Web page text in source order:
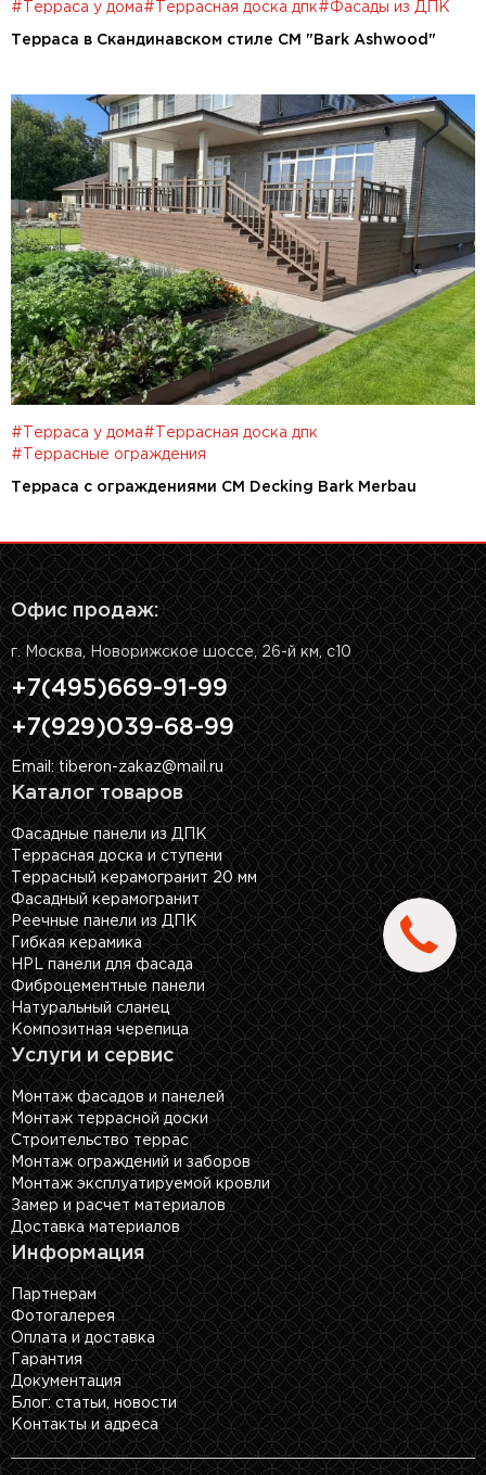
#Терраса у дома#Террасная доска дпк#Фасады из ДПК
Терраса в Скандинавском стиле CM "Bark Ashwood"
#Терраса у дома#Террасная доска дпк
#Террасные ограждения
Терраса с ограждениями CM Decking Bark Merbau
Офис продаж:
г. Москва, Новорижское шоссе, 26-й км, с10
+7(495)669-91-99
+7(929)039-68-99
Email: tiberon-zakaz@mail.ru
Каталог товаров
Фасадные панели из ДПК
Террасная доска и ступени
Террасный керамогранит 20 мм
Фасадный керамогранит
Реечные панели из ДПК
Гибкая керамика
HPL панели для фасада
Фиброцементные панели
Натуральный сланец
Композитная черепица
Услуги и сервис
Монтаж фасадов и панелей
Монтаж террасной доски
Строительство террас
Монтаж ограждений и заборов
Монтаж эксплуатируемой кровли
Замер и расчет материалов
Доставка материалов
Информация
Партнерам
Фотогалерея
Оплата и доставка
Гарантия
Документация
Блог: cтатьи, новости
Контакты и адреса